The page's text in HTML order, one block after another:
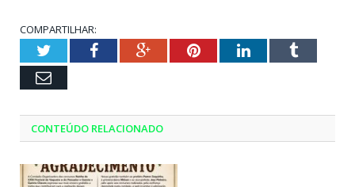
COMPARTILHAR:
TwitterFacebookGoogle+PinterestLinkedInTumblr
Email
CONTEÚDO RELACIONADO